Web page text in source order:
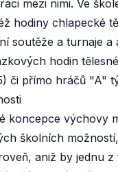
mezi nimi. Ve
hodiny chlapecké
soutěže a turnaje
hodin
či přímo hráčů "A"
koncepce výchovy
školních
aniž by jednu